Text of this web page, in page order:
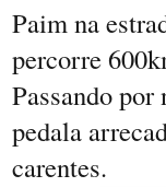
Paim na
percorre
Passando
pedala
carentes.